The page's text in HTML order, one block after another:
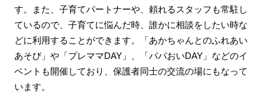
す。また、子育てパートナーや、頼れるスタッフも常駐し
ているので、子育てに悩んだ時、誰かに相談をしたい時な
どに利用することができます。「あかちゃんとのふれあい
あそび」や「プレママDAY」、「パパおいDAY」などのイ
ベントも開催しており、保護者同士の交流の場にもなって
います。